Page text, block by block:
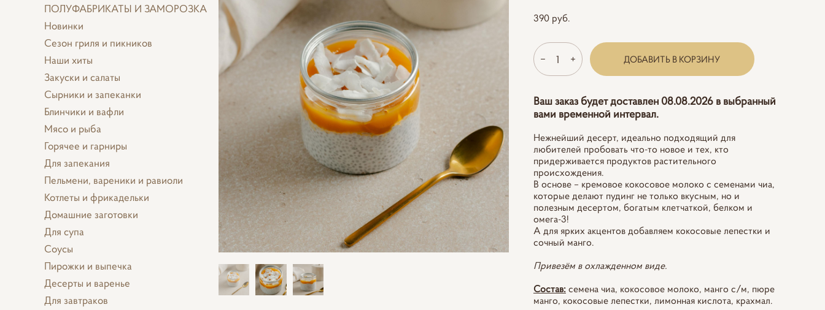
ПОЛУФАБРИКАТЫ И ЗАМОРОЗКА
Новинки
Сезон гриля и пикников
Наши хиты
Закуски и салаты
Сырники и запеканки
Блинчики и вафли
Мясо и рыба
Горячее и гарниры
Для запекания
Пельмени, вареники и равиоли
Котлеты и фрикадельки
Домашние заготовки
Для супа
Соусы
Пирожки и выпечка
Десерты и варенье
Для завтраков
390 pуб.
ДОБАВИТЬ В КОРЗИНУ
Ваш заказ будет доставлен 08.08.2026 в выбранный
вами временной интервал.
Нежнейший десерт, идеально подходящий для
любителей пробовать что-то новое и тех, кто
придерживается продуктов растительного
происхождения.
В основе – кремовое кокосовое молоко с семенами чиа,
которые делают пудинг не только вкусным, но и
полезным десертом, богатым клетчаткой, белком и
омега-3!
А для ярких акцентов добавляем кокосовые лепестки и
сочный манго.
Привезём в охлажденном виде.
Состав:семена чиа, кокосовое молоко, манго с/м, пюре
манго, кокосовые лепестки, лимонная кислота, крахмал.